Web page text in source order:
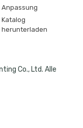
Anpassung
Katalog
herunterladen
Co., Ltd. Alle